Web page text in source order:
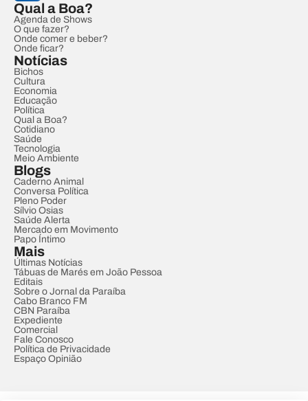
Qual a Boa?
Agenda de Shows
O que fazer?
Onde comer e beber?
Onde ficar?
Notícias
Bichos
Cultura
Economia
Educação
Política
Qual a Boa?
Cotidiano
Saúde
Tecnologia
Meio Ambiente
Blogs
Caderno Animal
Conversa Política
Pleno Poder
Sílvio Osias
Saúde Alerta
Mercado em Movimento
Papo Íntimo
Mais
Últimas Notícias
Tábuas de Marés em João Pessoa
Editais
Sobre o Jornal da Paraíba
Cabo Branco FM
CBN Paraíba
Expediente
Comercial
Fale Conosco
Política de Privacidade
Espaço Opinião